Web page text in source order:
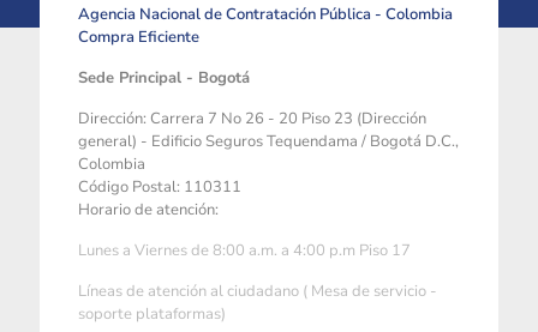
Agencia Nacional de Contratación Pública - Colombia
Compra Eficiente
Sede Principal - Bogotá
Dirección: Carrera 7 No 26 - 20 Piso 23 (Dirección
general) - Edificio Seguros Tequendama / Bogotá D.C.,
Colombia
Código Postal: 110311
Horario de atención:
Lunes a Viernes de 8:00 a.m. a 4:00 p.m Piso 17
Líneas de atención al ciudadano ( Mesa de servicio -
soporte plataformas)